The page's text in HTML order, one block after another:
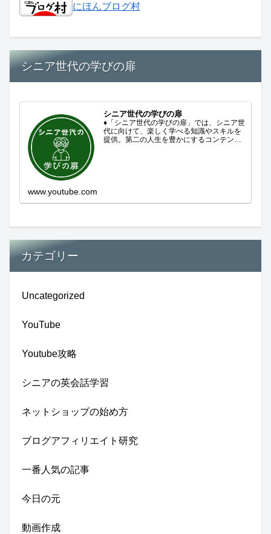
にほんブログ村
シニア世代の学びの扉
シニア世代の学びの扉
♦「シニア世代の学びの扉」では、シニア世
代に向けて、楽しく学べる知識やスキルを
提供。第二の人生を豊かにするコンテンツ
www.youtube.com
カテゴリー
Uncategorized
YouTube
Youtube攻略
シニアの英会話学習
ネットショップの始め方
ブログアフィリエイト研究
一番人気の記事
今日の元
動画作成